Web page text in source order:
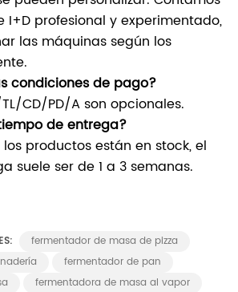
I+D profesional y experimentado,
las máquinas según los
condiciones de pago?
CD/PD/A son opcionales.
de entrega?
productos están en stock, el
suele ser de 1 a 3 semanas.
fermentador de masa de pizza
fermentador de pan
fermentadora de masa al vapor